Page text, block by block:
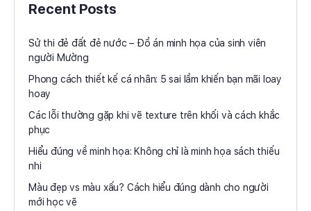
Recent Posts
Sử thi đẻ đất đẻ nước – Đồ án minh họa của sinh viên
người Mường
Phong cách thiết kế cá nhân: 5 sai lầm khiến bạn mãi loay
hoay
Các lỗi thường gặp khi vẽ texture trên khối và cách khắc
phục
Hiểu đúng về minh họa: Không chỉ là minh họa sách thiếu
nhi
Màu đẹp vs màu xấu? Cách hiểu đúng dành cho người
mới học vẽ